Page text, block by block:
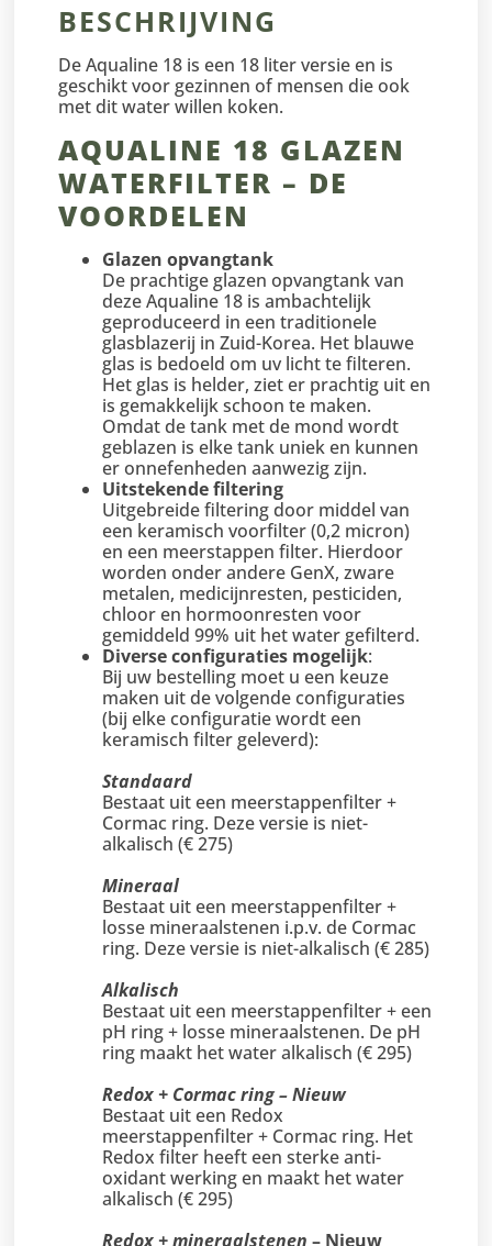
BESCHRIJVING
De Aqualine 18 is een 18 liter versie en is
geschikt voor gezinnen of mensen die ook
met dit water willen koken.
AQUALINE 18 GLAZEN
WATERFILTER – DE
VOORDELEN
Glazen opvangtank
De prachtige glazen opvangtank van
deze Aqualine 18 is ambachtelijk
geproduceerd in een traditionele
glasblazerij in Zuid-Korea. Het blauwe
glas is bedoeld om uv licht te filteren.
Het glas is helder, ziet er prachtig uit en
is gemakkelijk schoon te maken.
Omdat de tank met de mond wordt
geblazen is elke tank uniek en kunnen
er onnefenheden aanwezig zijn.
Uitstekende filtering
Uitgebreide filtering door middel van
een keramisch voorfilter (0,2 micron)
en een meerstappen filter. Hierdoor
worden onder andere GenX, zware
metalen, medicijnresten, pesticiden,
chloor en hormoonresten voor
gemiddeld 99% uit het water gefilterd.
Diverse configuraties mogelijk:
Bij uw bestelling moet u een keuze
maken uit de volgende configuraties
(bij elke configuratie wordt een
keramisch filter geleverd):
Standaard
Bestaat uit een meerstappenfilter +
Cormac ring. Deze versie is niet-
alkalisch (€ 275)
Mineraal
Bestaat uit een meerstappenfilter +
losse mineraalstenen i.p.v. de Cormac
ring. Deze versie is niet-alkalisch (€ 285)
Alkalisch
Bestaat uit een meerstappenfilter + een
pH ring + losse mineraalstenen. De pH
ring maakt het water alkalisch (€ 295)
Redox + Cormac ring – Nieuw
Bestaat uit een Redox
meerstappenfilter + Cormac ring. Het
Redox filter heeft een sterke anti-
oxidant werking en maakt het water
alkalisch (€ 295)
Redox + mineraalstenen – Nieuw